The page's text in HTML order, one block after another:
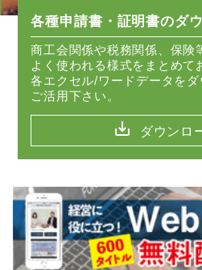
各種申請書・証明書のダ
商工会関係や税務関係、保険
よく使われる様式をまとめて
各エクセル/ワードデータを
ご活用下さい。
save_alt ダウンロ